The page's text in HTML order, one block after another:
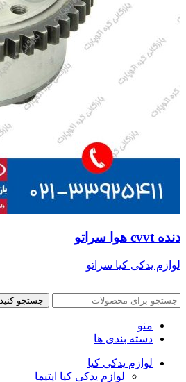
دنده cvvt هوا سراتو
لوازم یدکی کیا سراتو
جستجو کنید
منو
دسته بندی ها
لوازم یدکی کیا
لوازم یدکی کیا اپتیما